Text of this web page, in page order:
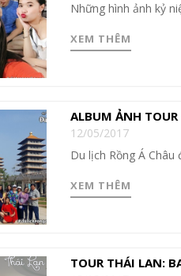
Những hình ảnh kỷ
XEM THÊM
ALBUM ẢNH
12/05/2017
Du lịch Rồng Á Châu
XEM THÊM
TOUR THÁI LAN: